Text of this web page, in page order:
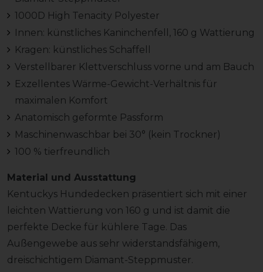
1000D High Tenacity Polyester
Innen: künstliches Kaninchenfell, 160 g Wattierung
Kragen: künstliches Schaffell
Verstellbarer Klettverschluss vorne und am Bauch
Exzellentes Wärme-Gewicht-Verhältnis für
maximalen Komfort
Anatomisch geformte Passform
Maschinenwaschbar bei 30° (kein Trockner)
100 % tierfreundlich
Material und Ausstattung
Kentuckys Hundedecken präsentiert sich mit einer
leichten Wattierung von 160 g und ist damit die
perfekte Decke für kühlere Tage. Das
Außengewebe aus sehr widerstandsfähigem,
dreischichtigem Diamant-Steppmuster.